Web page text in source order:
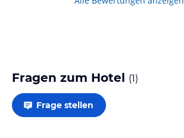
Fragen zum Hotel (1)
Frage stellen